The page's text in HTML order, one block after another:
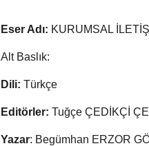
Eser Adı: KURUMSAL
Alt Baslık:
Dili: Türkçe
Editörler: Tuğçe ÇEDİKÇİ
Yazar: Begümhan ERZOR